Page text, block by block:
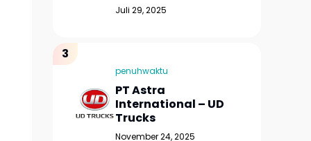
Juli 29, 2025
penuhwaktu
PT Astra
International – UD
Trucks
November 24, 2025